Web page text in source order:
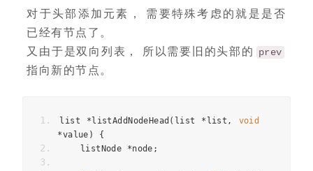
对于头部添加元素， 需要特殊考虑的就是是否
已经有节点了。
又由于是双向列表， 所以需要旧的头部的
prev
指向新的节点。
list * listAddNodeHead ( list * list ,
void
*value )
{
    listNode
*node ;